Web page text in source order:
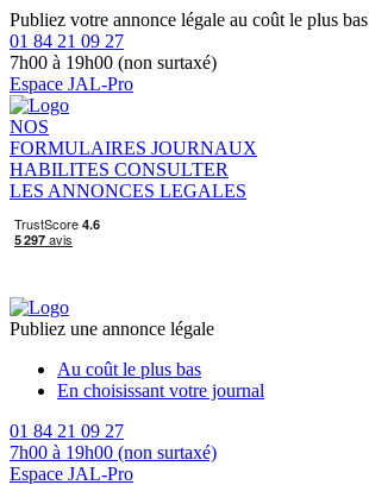
Publiez votre annonce légale au coût le plus bas
01 84 21 09 27
7h00 à 19h00 (non surtaxé)
Espace JAL-Pro
NOS
FORMULAIRES JOURNAUX
HABILITES CONSULTER
LES ANNONCES LEGALES
Publiez une annonce légale
Au coût le plus bas
En choisissant votre journal
01 84 21 09 27
7h00 à 19h00 (non surtaxé)
Espace JAL-Pro